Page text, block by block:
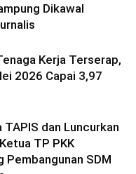
Dikawal
Kerja Terserap,
2026 Capai 3,97
TAPIS dan Luncurkan
TP PKK
Pembangunan SDM